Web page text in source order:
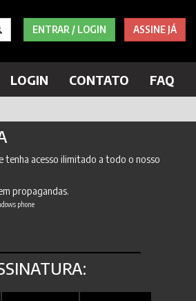
ENTRAR / LOGIN ASSINE JÁ
LOGIN CONTATO FAQ
tenha acesso ilimitado a todo o nosso
propagandas.
phone